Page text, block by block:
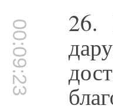
00:09:23 26.